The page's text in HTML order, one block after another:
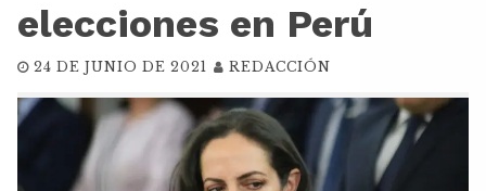
elecciones en Perú
24 DE JUNIO DE 2021 REDACCIÓN